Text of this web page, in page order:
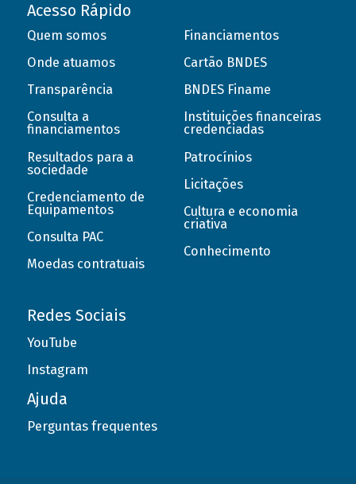
Acesso Rápido
Quem somos
Onde atuamos
Transparência
Consulta a
financiamentos
Resultados para a
sociedade
Credenciamento de
Equipamentos
Consulta PAC
Moedas contratuais
Financiamentos
Cartão BNDES
BNDES Finame
Instituições financeiras
credenciadas
Patrocínios
Licitações
Cultura e economia
criativa
Conhecimento
Redes Sociais
YouTube
Instagram
Ajuda
Perguntas frequentes